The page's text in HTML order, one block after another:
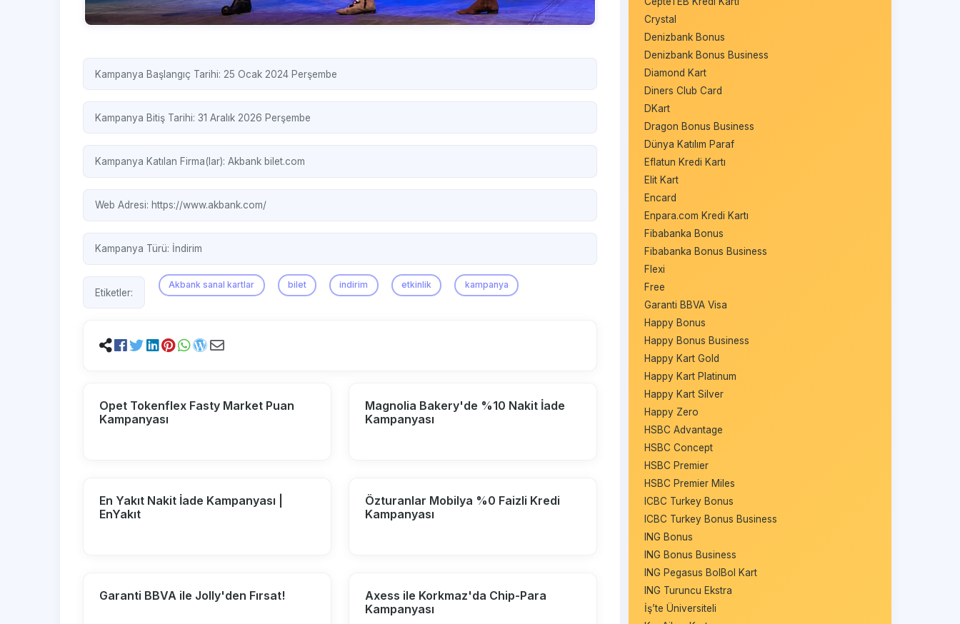
Kampanya Başlangıç Tarihi: 25 Ocak 2024 Perşembe
Kampanya Bitiş Tarihi: 31 Aralık 2026 Perşembe
Kampanya Katılan Firma(lar): Akbank bilet.com
Web Adresi: https://www.akbank.com/
Kampanya Türü: İndirim
Etiketler:
Akbank sanal kartlar bilet indirim etkinlik kampanya
Opet Tokenflex Fasty Market Puan
Kampanyası
Magnolia Bakery'de %10 Nakit İade
Kampanyası
En Yakıt Nakit İade Kampanyası |
EnYakıt
Özturanlar Mobilya %0 Faizli Kredi
Kampanyası
Garanti BBVA ile Jolly'den Fırsat!
Axess ile Korkmaz'da Chip-Para
Kampanyası
Crystal
Denizbank Bonus
Denizbank Bonus Business
Diamond Kart
Diners Club Card
DKart
Dragon Bonus Business
Dünya Katılım Paraf
Eflatun Kredi Kartı
Elit Kart
Encard
Enpara.com Kredi Kartı
Fibabanka Bonus
Fibabanka Bonus Business
Flexi
Free
Garanti BBVA Visa
Happy Bonus
Happy Bonus Business
Happy Kart Gold
Happy Kart Platinum
Happy Kart Silver
Happy Zero
HSBC Advantage
HSBC Concept
HSBC Premier
HSBC Premier Miles
ICBC Turkey Bonus
ICBC Turkey Bonus Business
ING Bonus
ING Bonus Business
ING Pegasus BolBol Kart
ING Turuncu Ekstra
İş’te Üniversiteli